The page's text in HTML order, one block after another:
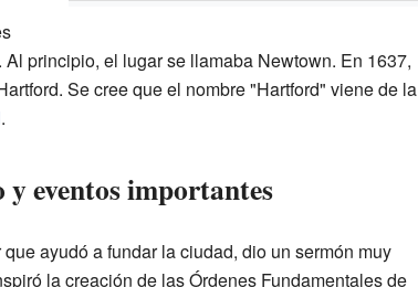
principio, el lugar se llamaba Newtown. En 1637,
Se cree que el nombre "Hartford" viene de la
.
y eventos importantes
que ayudó a fundar la ciudad, dio un sermón muy
la creación de las Órdenes Fundamentales de